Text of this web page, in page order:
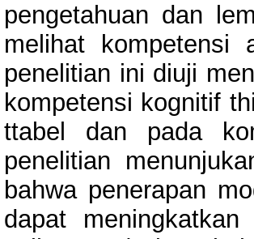
pengetahuan dan
melihat kompetensi
penelitian ini diuji
kompetensi kognitif
ttabel dan pada
penelitian
bahwa penerapan
dapat